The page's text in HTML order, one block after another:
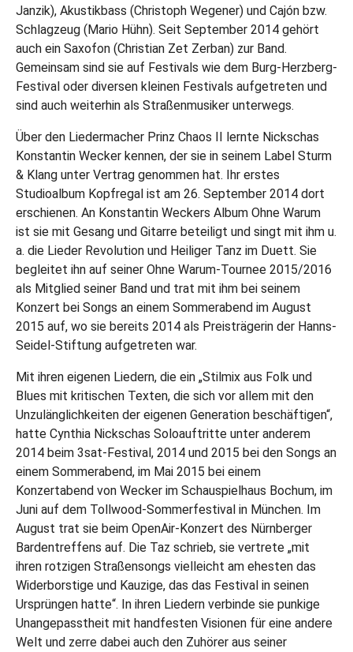
Janzik), Akustikbass (Christoph Wegener) und Cajón bzw.
Schlagzeug (Mario Hühn). Seit September 2014 gehört
auch ein Saxofon (Christian Zet Zerban) zur Band.
Gemeinsam sind sie auf Festivals wie dem Burg-Herzberg-
Festival oder diversen kleinen Festivals aufgetreten und
sind auch weiterhin als Straßenmusiker unterwegs.
Über den Liedermacher Prinz Chaos II lernte Nickschas
Konstantin Wecker kennen, der sie in seinem Label Sturm
& Klang unter Vertrag genommen hat. Ihr erstes
Studioalbum Kopfregal ist am 26. September 2014 dort
erschienen. An Konstantin Weckers Album Ohne Warum
ist sie mit Gesang und Gitarre beteiligt und singt mit ihm u.
a. die Lieder Revolution und Heiliger Tanz im Duett. Sie
begleitet ihn auf seiner Ohne Warum-Tournee 2015/2016
als Mitglied seiner Band und trat mit ihm bei seinem
Konzert bei Songs an einem Sommerabend im August
2015 auf, wo sie bereits 2014 als Preisträgerin der Hanns-
Seidel-Stiftung aufgetreten war.
Mit ihren eigenen Liedern, die ein „Stilmix aus Folk und
Blues mit kritischen Texten, die sich vor allem mit den
Unzulänglichkeiten der eigenen Generation beschäftigen“,
hatte Cynthia Nickschas Soloauftritte unter anderem
2014 beim 3sat-Festival, 2014 und 2015 bei den Songs an
einem Sommerabend, im Mai 2015 bei einem
Konzertabend von Wecker im Schauspielhaus Bochum, im
Juni auf dem Tollwood-Sommerfestival in München. Im
August trat sie beim OpenAir-Konzert des Nürnberger
Bardentreffens auf. Die Taz schrieb, sie vertrete „mit
ihren rotzigen Straßensongs vielleicht am ehesten das
Widerborstige und Kauzige, das das Festival in seinen
Ursprüngen hatte“. In ihren Liedern verbinde sie punkige
Unangepasstheit mit handfesten Visionen für eine andere
Welt und zerre dabei auch den Zuhörer aus seiner